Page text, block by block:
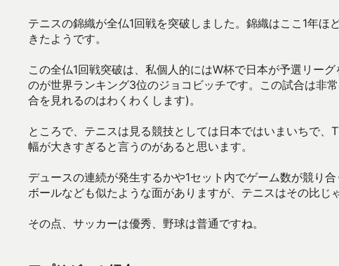
テニスの錦織が全仏1回戦を突破しました。錦織はここ1年
きたようです。
この全仏1回戦突破は、私個人的にはW杯で日本が予選リー
のが世界ランキング3位のジョコビッチです。この試合は非
合を見れるのはわくわくします)。
ところで、テニスは見る競技としては日本ではいまいちで
幅が大きすぎると言うのがあると思います。
デュースの連続が発生するかや1セット内でゲーム数が競り
ボールなども似たような面がありますが、テニスはその比じ
その点、サッカーは優秀、野球は普通ですね。